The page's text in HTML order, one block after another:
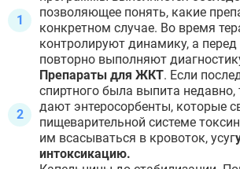
позволяющее понять, какие
конкретном случае. Во время
контролируют динамику, а
повторно выполняют
Препараты для ЖКТ. Если
спиртного была выпита
дают энтеросорбенты, которые
пищеварительной системе
им всасываться в кровоток, усуг
интоксикацию.